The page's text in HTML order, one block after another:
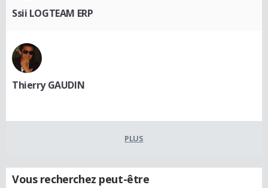
Ssii LOGTEAM ERP
Thierry GAUDIN
PLUS
Vous recherchez peut-être